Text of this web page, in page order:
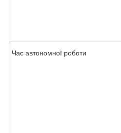
Час автономної роботи